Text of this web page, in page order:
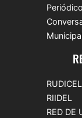
RUDICEL
RIIDEL
RED DE